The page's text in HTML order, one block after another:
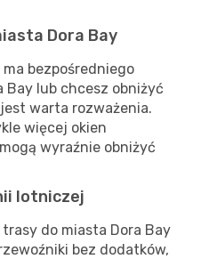
Dora Bay
bezpośredniego
Bay lub chcesz obniżyć
warta rozważenia.
więcej okien
wyraźnie obniżyć
lotniczej
do miasta Dora Bay
bez dodatków,